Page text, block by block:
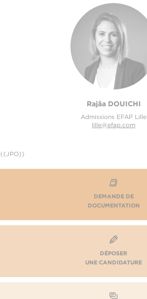
Rajâa DOUICHI
Admissions EFAP Lille
lille@efap.com
{{JPO}}
DEMANDE DE
DOCUMENTATION
DÉPOSER
UNE CANDIDATURE